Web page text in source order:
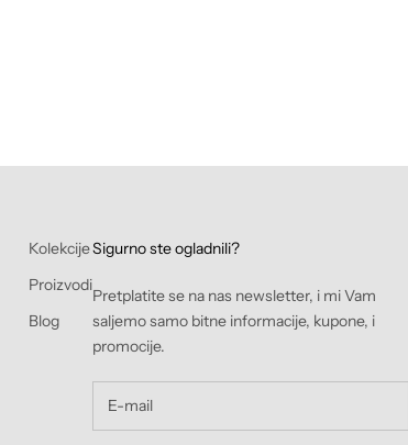
Kolekcije
Proizvodi
Blog
Sigurno ste ogladnili?
Pretplatite se na nas newsletter, i mi Vam
saljemo samo bitne informacije, kupone, i
promocije.